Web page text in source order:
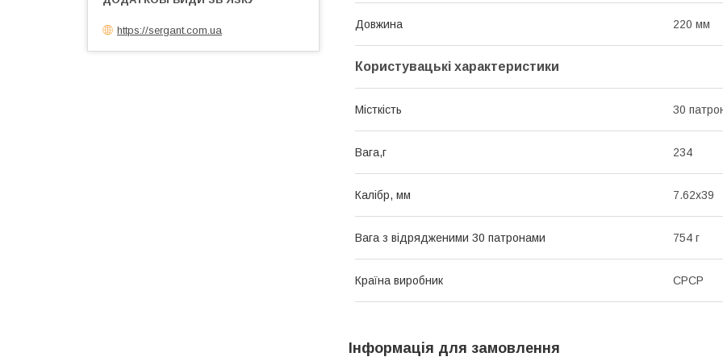
Довжина 220 мм
Користувацькі характеристики
Місткість 30
Вага,г 234
Калібр, мм 7.62х39
Вага з відрядженими 30 патронами 754 г
Країна виробник СРСР
Інформація для замовлення
https://sergant.com.ua